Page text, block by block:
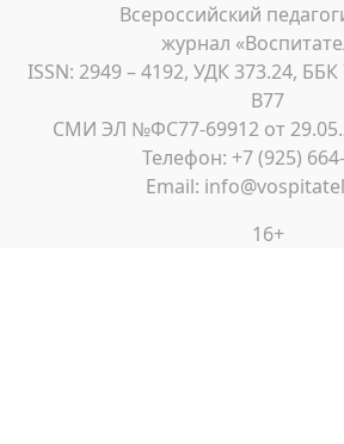
Всероссийский
журнал
ISSN: 2949 – 4192, УДК 373.24, ББК
В77
СМИ ЭЛ №ФС77-69912 от
Телефон: +7 (925)
Email:
16+